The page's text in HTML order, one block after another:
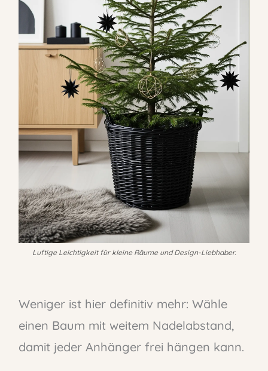
Luftige Leichtigkeit für kleine Räume und Design-Liebhaber.
Weniger ist hier definitiv mehr: Wähle
einen Baum mit weitem Nadelabstand,
damit jeder Anhänger frei hängen kann.